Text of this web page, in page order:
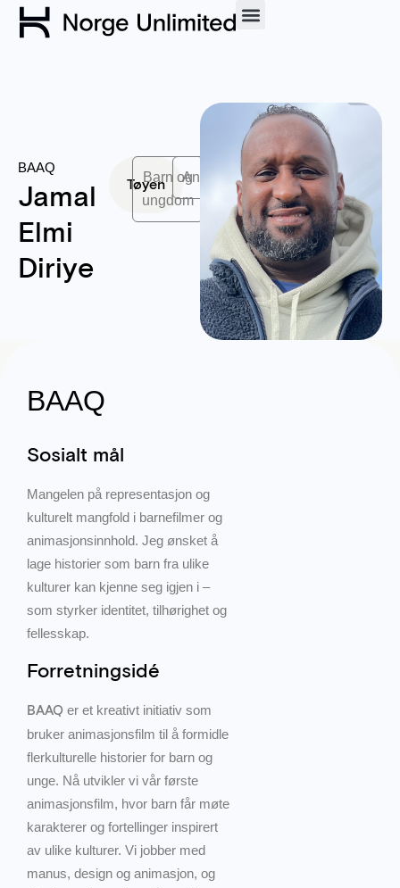
BAAQ
Jamal
Elmi
Diriye
TøyenBarn og
ungdom
Animasjon
BAAQ
Sosialt mål
Mangelen på representasjon og
kulturelt mangfold i barnefilmer og
animasjonsinnhold. Jeg ønsket å
lage historier som barn fra ulike
kulturer kan kjenne seg igjen i –
som styrker identitet, tilhørighet og
fellesskap.
Forretningsidé
BAAQ er et kreativt initiativ som
bruker animasjonsfilm til å formidle
flerkulturelle historier for barn og
unge. Nå utvikler vi vår første
animasjonsfilm, hvor barn får møte
karakterer og fortellinger inspirert
av ulike kulturer. Vi jobber med
manus, design og animasjon, og